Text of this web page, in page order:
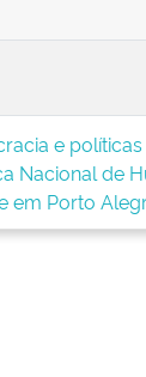
e
Nacional de
em Porto